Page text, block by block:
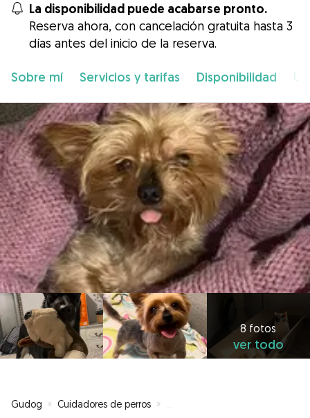
La disponibilidad puede acabarse pronto.
Reserva ahora, con cancelación gratuita hasta 3
días antes del inicio de la reserva.
Sobre mí Servicios y tarifas Disponibilidad
8 fotos
ver todo
Gudog » Cuidadores de perros »